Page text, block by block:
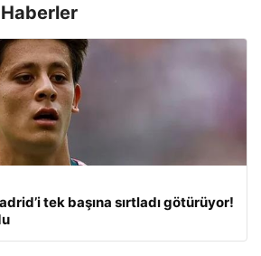
tek başına sırtladı götürüyor!